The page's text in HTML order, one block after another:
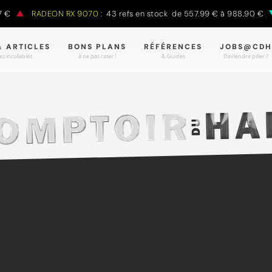
RADEON RX 9070 : 43 refs en stock de 557.99 € à 988.90 €
ARTICLES
incollables.
BONS PLANS
à ne pas rater !
RÉFÉRENCES
& Guides
JOBS@CDH
Deviendre pilier ?